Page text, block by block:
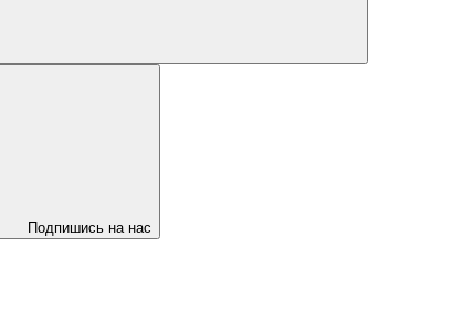
Подпишись на нас